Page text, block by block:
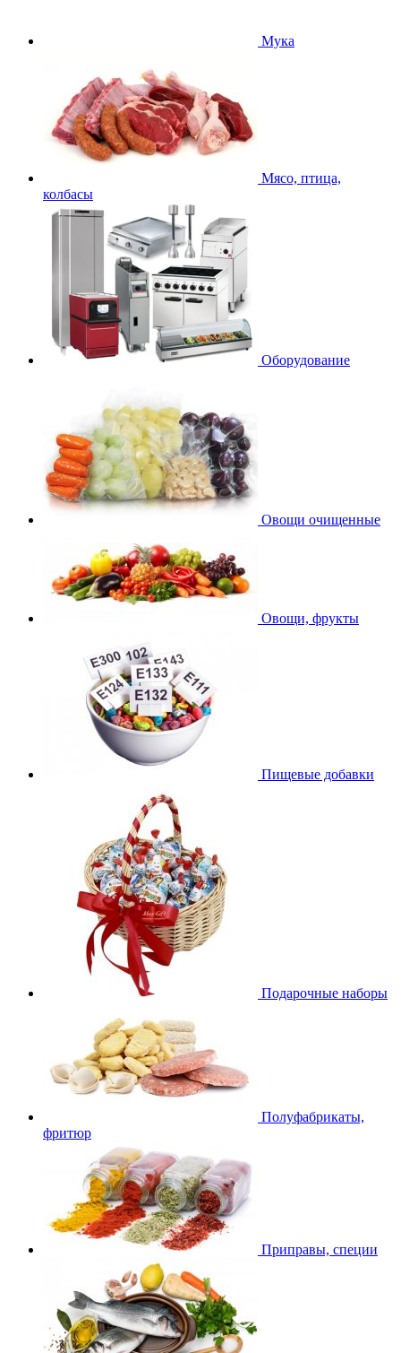
Мука
Мясо, птица,
колбасы
Оборудование
Овощи очищенные
Овощи, фрукты
Пищевые добавки
Подарочные наборы
Полуфабрикаты,
фритюр
Приправы, специи